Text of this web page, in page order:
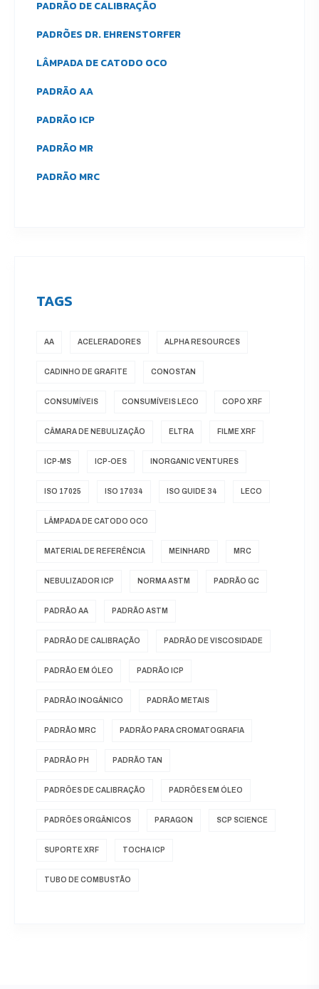
PADRÃO DE CALIBRAÇÃO
PADRÕES DR. EHRENSTORFER
LÂMPADA DE CATODO OCO
PADRÃO AA
PADRÃO ICP
PADRÃO MR
PADRÃO MRC
TAGS
AA ACELERADORES ALPHA RESOURCES
CADINHO DE GRAFITE CONOSTAN
CONSUMÍVEIS CONSUMÍVEIS LECO COPO XRF
CÂMARA DE NEBULIZAÇÃO ELTRA FILME XRF
ICP-MS ICP-OES INORGANIC VENTURES
ISO 17025 ISO 17034 ISO GUIDE 34 LECO
LÂMPADA DE CATODO OCO
MATERIAL DE REFERÊNCIA MEINHARD MRC
NEBULIZADOR ICP NORMA ASTM PADRÃO GC
PADRÃO AA PADRÃO ASTM
PADRÃO DE CALIBRAÇÃO PADRÃO DE VISCOSIDADE
PADRÃO EM ÓLEO PADRÃO ICP
PADRÃO INOGÂNICO PADRÃO METAIS
PADRÃO MRC PADRÃO PARA CROMATOGRAFIA
PADRÃO PH PADRÃO TAN
PADRÕES DE CALIBRAÇÃO PADRÕES EM ÓLEO
PADRÕES ORGÂNICOS PARAGON SCP SCIENCE
SUPORTE XRF TOCHA ICP
TUBO DE COMBUSTÃO